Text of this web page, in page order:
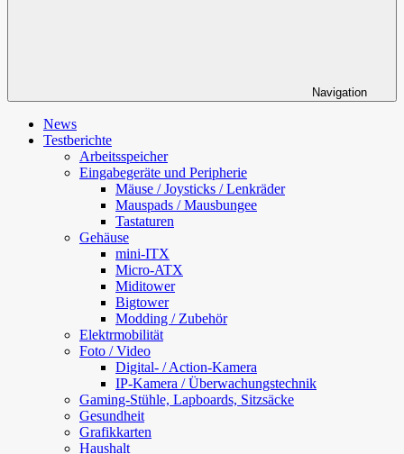
Navigation
News
Testberichte
Arbeitsspeicher
Eingabegeräte und Peripherie
Mäuse / Joysticks / Lenkräder
Mauspads / Mausbungee
Tastaturen
Gehäuse
mini-ITX
Micro-ATX
Miditower
Bigtower
Modding / Zubehör
Elektrmobilität
Foto / Video
Digital- / Action-Kamera
IP-Kamera / Überwachungstechnik
Gaming-Stühle, Lapboards, Sitzsäcke
Gesundheit
Grafikkarten
Haushalt